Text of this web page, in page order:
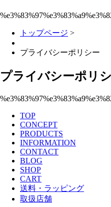
トップページ >
プライバシーポリシー
プライバシーポリ
TOP
CONCEPT
PRODUCTS
INFORMATION
CONTACT
BLOG
SHOP
CART
送料・ラッピング
取扱店舗